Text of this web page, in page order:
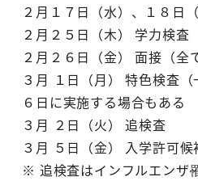
２月１７日（水）、１８日
２月２５日（木） 学力検査
２月２６日（金） 面接（全
３月 １日（月） 特色検査
６日に実施する場合もある
３月 ２日（火） 追検査
３月 ５日（金） 入学許可候
※ 追検査はインフルエンザ